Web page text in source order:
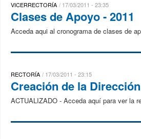
VICERRECTORÍA 17/03/2011 - 23:35
Clases de Apoyo - 2011
Acceda aqui al cronograma de clases de
RECTORÍA 17/03/2011 - 23:15
Creación de la
ACTUALIZADO - Acceda aquí para ver la